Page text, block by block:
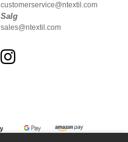
customerservice@ntextil.com
Salg
sales@ntextil.com